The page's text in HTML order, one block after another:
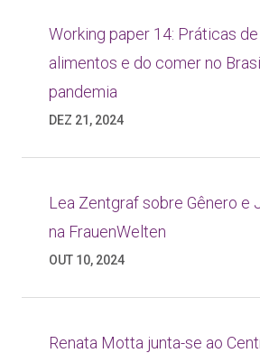
Working paper 14: Práticas
alimentos e do comer no
pandemia
DEZ 21, 2024
Lea Zentgraf sobre Gênero e
na FrauenWelten
OUT 10, 2024
Renata Motta junta-se ao